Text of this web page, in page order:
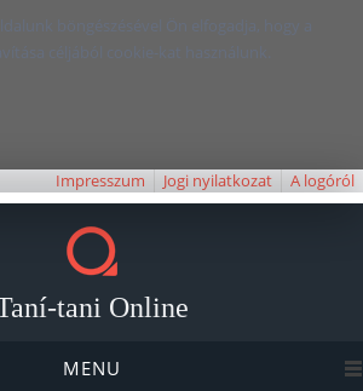
böngészésével Ön elfogadja, hogy a
céljából cookie-kat használunk.
Impresszum Jogi nyilatkozat A logóról
tani Online
MENU